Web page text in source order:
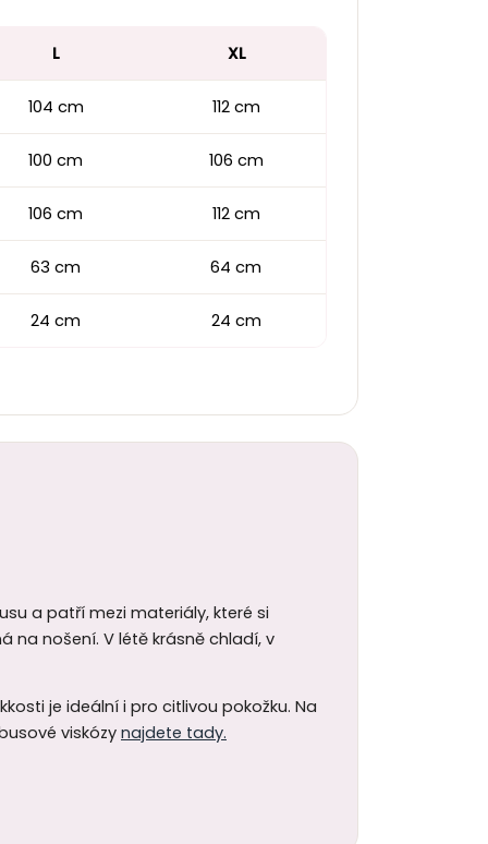
L XL
104 cm 112 cm
100 cm 106 cm
106 cm 112 cm
63 cm 64 cm
24 cm 24 cm
a patří mezi materiály, které si
na nošení. V létě krásně chladí, v
je ideální i pro citlivou pokožku. Na
viskózy najdete tady.